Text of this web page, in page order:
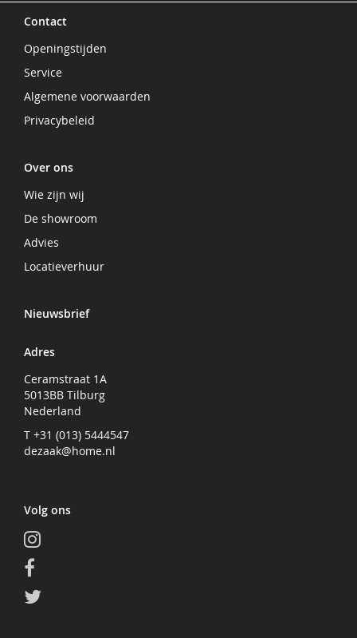
Contact
Openingstijden
Service
Algemene voorwaarden
Privacybeleid
Over ons
Wie zijn wij
De showroom
Advies
Locatieverhuur
Nieuwsbrief
Adres
Ceramstraat 1A
5013BB Tilburg
Nederland
T +31 (013) 5444547
dezaak@home.nl
Volg ons